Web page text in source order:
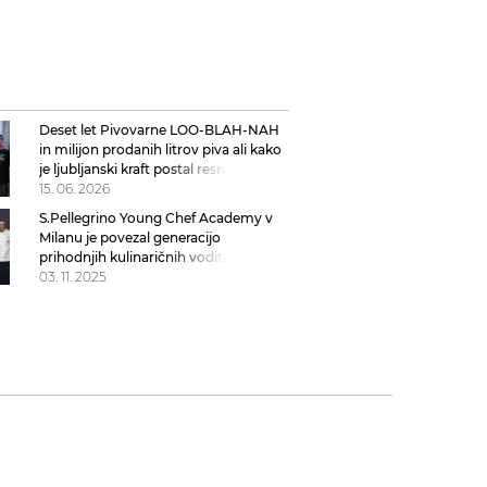
Deset let Pivovarne LOO-BLAH-NAH
in milijon prodanih litrov piva ali kako
je ljubljanski kraft postal resna
pivovarska zgodba
15. 06. 2026
S.Pellegrino Young Chef Academy v
Milanu je povezal generacijo
prihodnjih kulinaričnih voditeljev
03. 11. 2025